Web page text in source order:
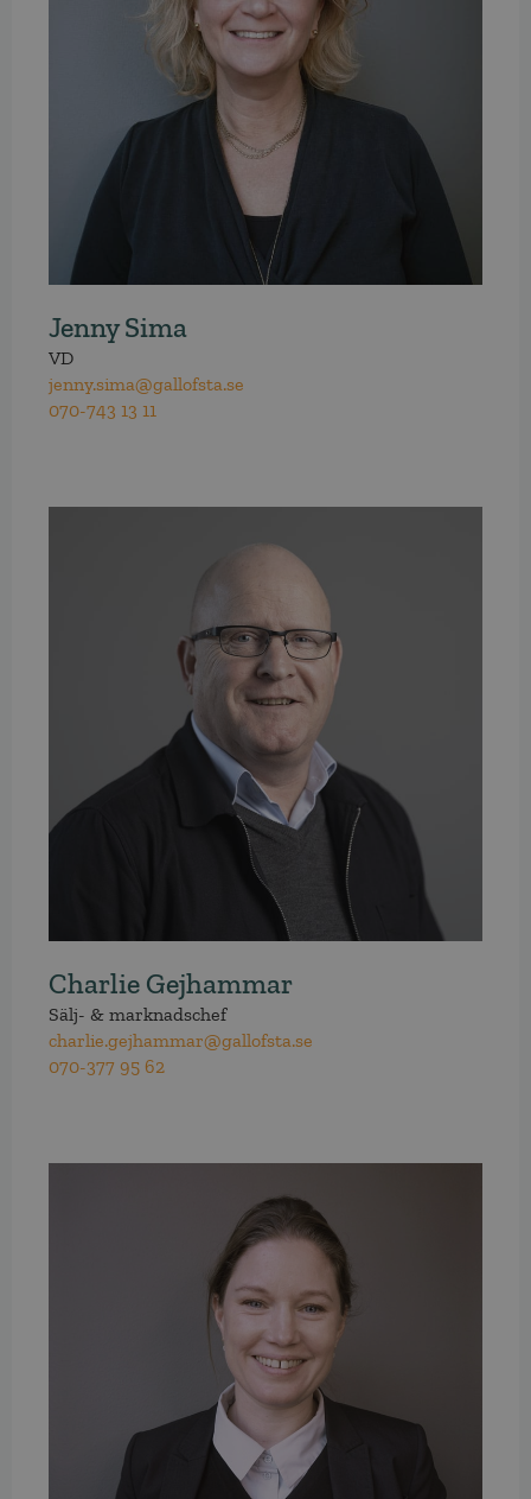
Jenny Sima
VD
jenny.sima@gallofsta.se
070-743 13 11
Charlie Gejhammar
Sälj- & marknadschef
charlie.gejhammar@gallofsta.se
070-377 95 62